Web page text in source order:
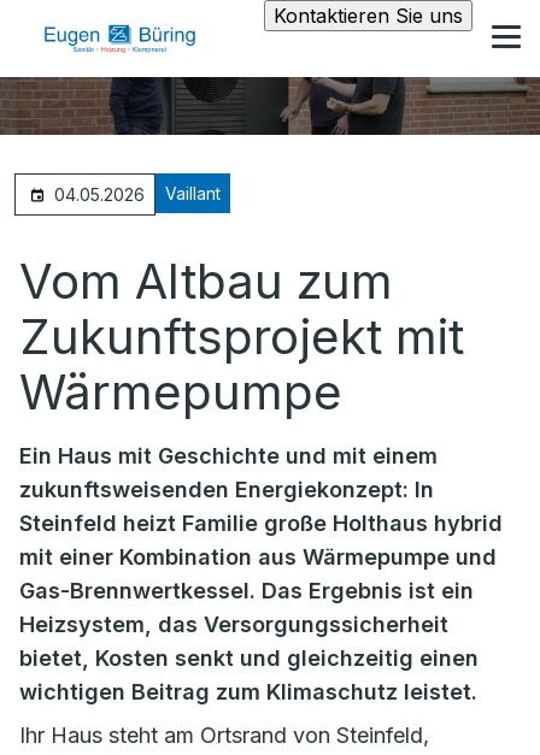
Kontaktieren Sie uns
04.05.2026 Vaillant
Vom Altbau zum
Zukunftsprojekt mit
Wärmepumpe
Ein Haus mit Geschichte und mit einem
zukunftsweisenden Energiekonzept: In
Steinfeld heizt Familie große Holthaus hybrid
mit einer Kombination aus Wärmepumpe und
Gas-Brennwertkessel. Das Ergebnis ist ein
Heizsystem, das Versorgungssicherheit
bietet, Kosten senkt und gleichzeitig einen
wichtigen Beitrag zum Klimaschutz leistet.
Ihr Haus steht am Ortsrand von Steinfeld,